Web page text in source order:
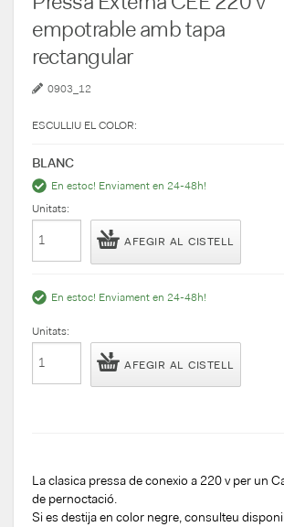
empotrable amb tapa
rectangular
0903_12
ESCULLIU EL COLOR:
BLANC
En estoc! Enviament en 24-48h!
Unitats:
AFEGIR AL CISTELL
En estoc! Enviament en 24-48h!
Unitats:
AFEGIR AL CISTELL
La clasica pressa de conexio a 220 v per un
de pernoctació.
Si es destija en color negre, consulteu